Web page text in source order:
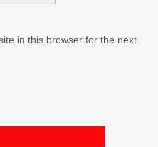
in this browser for the next